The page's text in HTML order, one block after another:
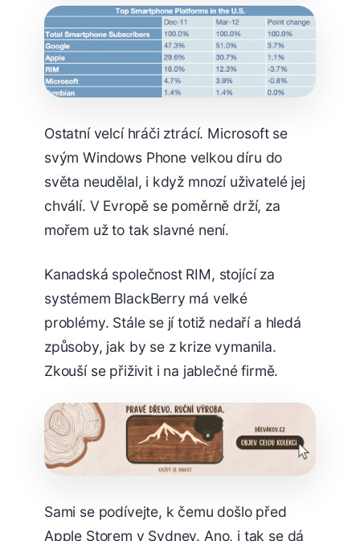
Ostatní velcí hráči ztrácí. Microsoft se
svým Windows Phone velkou díru do
světa neudělal, i když mnozí uživatelé jej
chválí. V Evropě se poměrně drží, za
mořem už to tak slavné není.
Kanadská společnost RIM, stojící za
systémem BlackBerry má velké
problémy. Stále se jí totiž nedaří a hledá
způsoby, jak by se z krize vymanila.
Zkouší se přiživit i na jablečné firmě.
Sami se podívejte, k čemu došlo před
Apple Storem v Sydney. Ano, i tak se dá